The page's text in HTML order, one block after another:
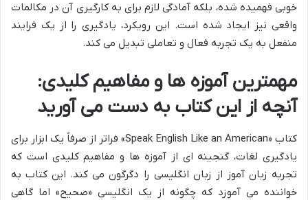
خوبی فهمیده شده، بلکه آمادگی لازم برای به کارگیری آن در مکالمات
واقعی نیز ایجاد شده است. این رویکرد، یادگیری را از یک فرایند
منفعل به یک تجربه فعال و تعاملی تبدیل می کند.
مهمترین آموزه ها و مفاهیم کلیدی:
آنچه از این کتاب به دست می آورید
کتاب «Speak English Like an American» فراتر از صرفاً یک ابزار برای
یادگیری لغات، گنجینه ای از آموزه ها و مفاهیم کلیدی است که
تجربه زبان آموز از زبان انگلیسی را دگرگون می کند. این کتاب به
خواننده می آموزد که چگونه از یک انگلیسی «صحیح» اما گاهی